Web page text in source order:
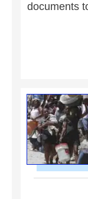
documents